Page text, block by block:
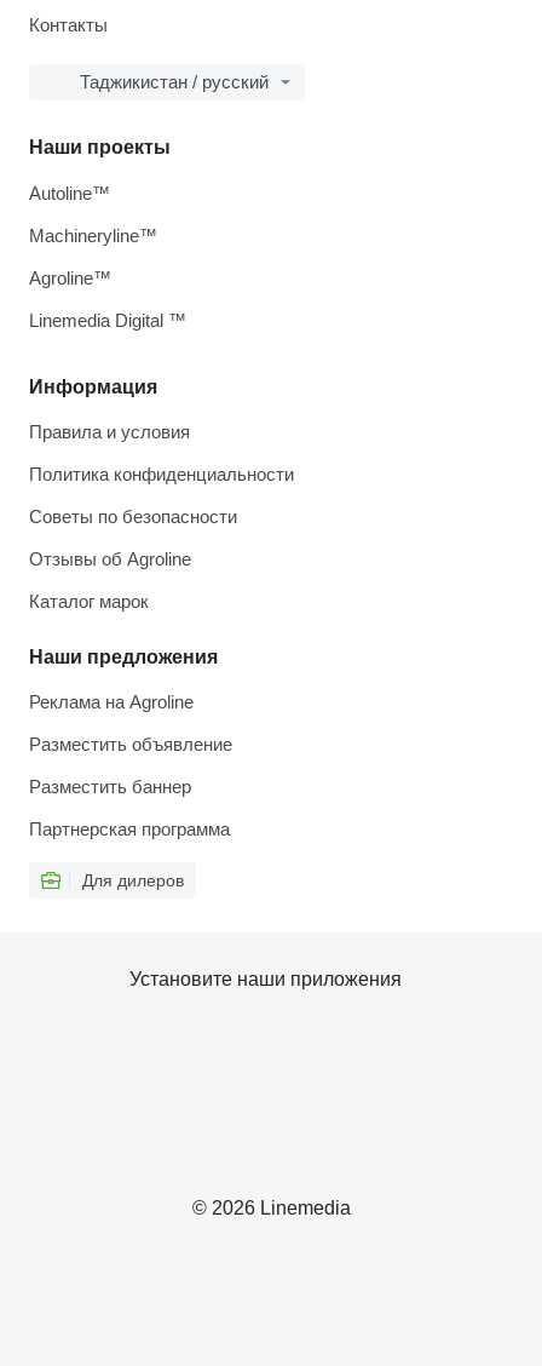
Контакты
Таджикистан / русский
Информация
Правила и условия
Политика конфиденциальности
Советы по безопасности
Отзывы об Agroline
Каталог марок
Наши предложения
Реклама на Agroline
Разместить объявление
Разместить баннер
Партнерская программа
Для дилеров
Наши проекты
Autoline™
Machineryline™
Agroline™
Linemedia Digital ™
© 2026 Linemedia
Установите наши приложения